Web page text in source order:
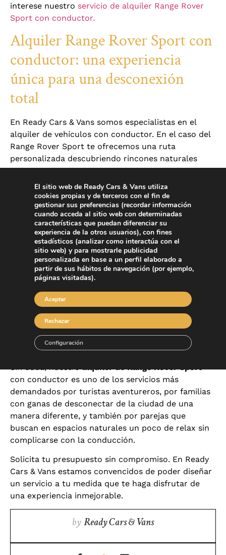
interese nuestro servicio de alquiler Range Rover
Sport con conductor.
Alquiler Range Rover Sport con
conductor: una experiencia
única para una desconexión
total
En Ready Cars & Vans somos especialistas en el
alquiler de vehículos con conductor. En el caso del
Range Rover Sport te ofrecemos una ruta
personalizada descubriendo rincones naturales
únicos. Podemos gestionar tu servicio por horas,
para escapadas cerca, o si lo prefieres para un fin
de semana completo. Si bien preferimos hacer un
plan a medida de tus necesidades e intereses,
también podemos hacerte una propuesta
personalizada.
Nuestra empresa no solo ofrece el alquiler Range
Rover Sport con conductor, sino que todos
nuestros chofer son profesionales que conocen la
turístico. Por tanto, están muy capacitados para
resolver tus dudas, o para hacer planificaciones
puntuales en función de lo que te apetezca
mientras tienes contratado el servicio de alquiler
con conductor.
con conductor es uno de los servicios más
demandados por turistas aventureros, por familias
con ganas de desconectar de la ciudad de una
manera diferente, y también por parejas que
buscan en espacios naturales un poco de relax sin
complicarse con la conducción.
Solicita tu presupuesto sin compromiso. En Ready
Cars & Vans estamos convencidos de poder diseñar
un servicio a tu medida que te haga disfrutar de
una experiencia inmejorable.
by Ready Cars & Vans
El sitio web de Ready Cars & Vans utiliza
cookies propias y de terceros con el fin de
gestionar sus preferencias (recordar información
cuando acceda al sitio web con determinadas
características que puedan diferenciar su
experiencia de la otros usuarios), con fines
estadísticos (analizar como interactúa con el
sitio web) y para mostrarle publicidad
personalizada en base a un perfil elaborado a
partir de sus hábitos de navegación (por ejemplo,
páginas visitadas).
Aceptar
Rechazar
Configuración